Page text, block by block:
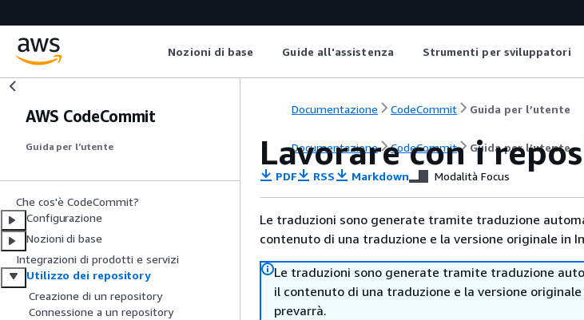
Nozioni di base Guide all'assistenza Strumenti per sviluppatori
AWS CodeCommit
Guida per l’utente
Che cos'è CodeCommit?
Configurazione
Nozioni di base
Integrazioni di prodotti e servizi
Utilizzo dei repository
Creazione di un repository
Connessione a un repository
Documentazione CodeCommit Guida per l’utente
Documentazione CodeCommit Guida per l’utente
Lavorare con i
PDF RSS Markdown Modalità Focus
Le traduzioni sono generate tramite traduzione
contenuto di una traduzione e la versione originale in
Le traduzioni sono generate tramite traduzione
il contenuto di una traduzione e la versione
prevarrà.